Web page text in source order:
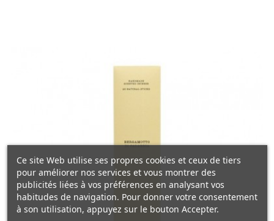
Ce site Web utilise ses propres cookies et ceux de tiers
pour améliorer nos services et vous montrer des
publicités liées à vos préférences en analysant vos
habitudes de navigation. Pour donner votre consentement
à son utilisation, appuyez sur le bouton Accepter.